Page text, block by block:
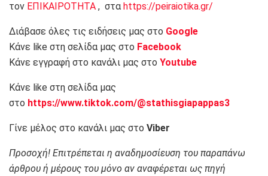
τον ΕΠΙΚΑΙΡΟΤΗΤΑ , στα https://peiraiotika.gr/
Διάβασε όλες τις ειδήσεις μας στο Google
Κάνε like στη σελίδα μας στο Facebook
Κάνε εγγραφή στο κανάλι μας στο Youtube
Κάνε like στη σελίδα μας
στο https://www.tiktok.com/@stathisgiapappas3
Γίνε μέλος στο κανάλι μας στο Viber
Προσοχή! Επιτρέπεται η αναδημοσίευση του παραπάνω
άρθρου ή μέρους του μόνο αν αναφέρεται ως πηγή